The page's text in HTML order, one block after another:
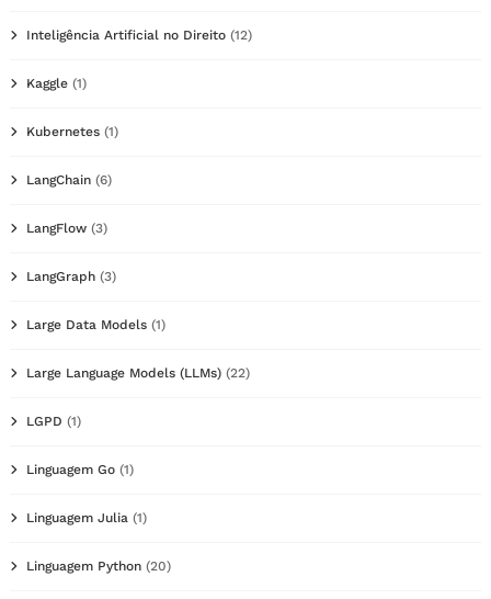
Inteligência Artificial no Direito (12)
Kaggle (1)
Kubernetes (1)
LangChain (6)
LangFlow (3)
LangGraph (3)
Large Data Models (1)
Large Language Models (LLMs) (22)
LGPD (1)
Linguagem Go (1)
Linguagem Julia (1)
Linguagem Python (20)